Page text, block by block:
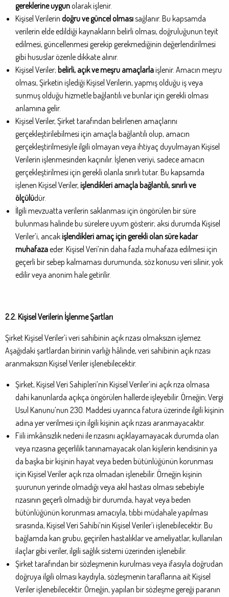
gereklerine uygunolarak işlenir.
Kişisel Verilerin doğru ve güncel olmasısağlanır. Bu kapsamda
verilerin elde edildiği kaynakların belirli olması, doğruluğunun teyit
edilmesi, güncellenmesi gerekip gerekmediğinin değerlendirilmesi
gibi hususlar özenle dikkate alınır.
Kişisel Veriler; belirli, açık ve meşru amaçlarlaişlenir. Amacın meşru
olması, Şirketin işlediği Kişisel Verilerin, yapmış olduğu iş veya
sunmuş olduğu hizmetle bağlantılı ve bunlar için gerekli olması
anlamına gelir.
Kişisel Veriler, Şirket tarafından belirlenen amaçlarını
gerçekleştirilebilmesi için amaçla bağlantılı olup, amacın
gerçekleştirilmesiyle ilgili olmayan veya ihtiyaç duyulmayan Kişisel
Verilerin işlenmesinden kaçınılır. İşlenen veriyi, sadece amacın
gerçekleştirilmesi için gerekli olanla sınırlı tutar. Bu kapsamda
işlenen Kişisel Veriler, işlendikleri amaçla bağlantılı, sınırlı ve
ölçülüdür.
İlgili mevzuatta verilerin saklanması için öngörülen bir süre
bulunması halinde bu sürelere uyum gösterir; aksi durumda Kişisel
Veriler’i, ancakişlendikleri amaç için gerekli olan süre kadar
muhafazaeder. Kişisel Veri’nin daha fazla muhafaza edilmesi için
geçerli bir sebep kalmaması durumunda, söz konusu veri silinir, yok
edilir veya anonim hale getirilir.
2.2. Kişisel Verilerin İşlenme Şartları
Şirket Kişisel Veriler’i veri sahibinin açık rızası olmaksızın işlemez.
Aşağıdaki şartlardan birinin varlığı hâlinde, veri sahibinin açık rızası
aranmaksızın Kişisel Veriler işlenebilecektir.
Şirket, Kişisel Veri Sahipleri’nin Kişisel Veriler’ini açık rıza olmasa
dahi kanunlarda açıkça öngörülen hallerde işleyebilir. Örneğin; Vergi
Usul Kanunu’nun 230. Maddesi uyarınca fatura üzerinde ilgili kişinin
adına yer verilmesi için ilgili kişinin açık rızası aranmayacaktır.
Fiili imkânsızlık nedeni ile rızasını açıklayamayacak durumda olan
veya rızasına geçerlilik tanınamayacak olan kişilerin kendisinin ya
da başka bir kişinin hayat veya beden bütünlüğünün korunması
için Kişisel Veriler açık rıza olmadan işlenebilir. Örneğin kişinin
şuurunun yerinde olmadığı veya akıl hastası olması sebebiyle
rızasının geçerli olmadığı bir durumda, hayat veya beden
bütünlüğünün korunması amacıyla, tıbbi müdahale yapılması
sırasında, Kişisel Veri Sahibi’nin Kişisel Veriler’i işlenebilecektir. Bu
bağlamda kan grubu, geçirilen hastalıklar ve ameliyatlar, kullanılan
ilaçlar gibi veriler, ilgili sağlık sistemi üzerinden işlenebilir.
Şirket tarafından bir sözleşmenin kurulması veya ifasıyla doğrudan
doğruya ilgili olması kaydıyla, sözleşmenin taraflarına ait Kişisel
Veriler işlenebilecektir. Örneğin, yapılan bir sözleşme gereği paranın